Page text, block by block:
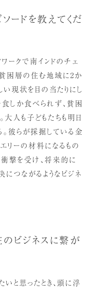
ドを教えてくだ
ークで南インドのチェ
貧困層の住む地域に2か
現状を目の当たりにし
しか食べられず、貧困
人も子どもたちも明日
彼らが採掘している金
ーの材料になるもの
撃を受け、将来的に
つながるようなビジネ
ビジネスに繋が
と思ったとき、頭に浮